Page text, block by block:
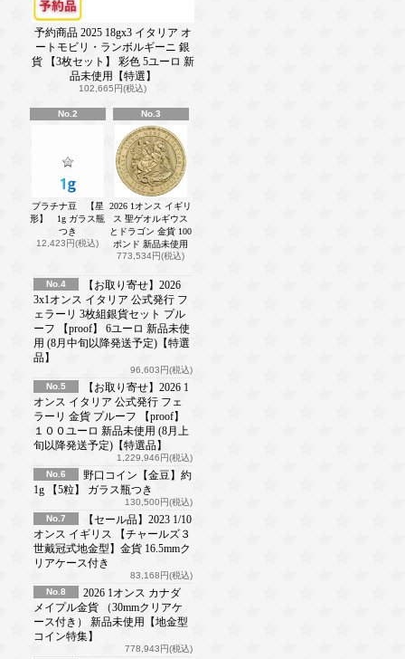
予約商品 2025 18gx3 イタリア オ
ートモビリ・ランボルギーニ 銀
貨 【3枚セット】 彩色 5ユーロ 新
品未使用【特選】
102,665円(税込)
No.2
プラチナ豆 【星
形】 1g ガラス瓶
つき
12,423円(税込)
No.3
2026 1オンス イギリ
ス 聖ゲオルギウス
とドラゴン 金貨 100
ポンド 新品未使用
773,534円(税込)
No.4
【お取り寄せ】2026
3x1オンス イタリア 公式発行 フ
ェラーリ 3枚組銀貨セット プル
ーフ 【proof】 6ユーロ 新品未使
用 (8月中旬以降発送予定)【特選
品】
96,603円(税込)
No.5
【お取り寄せ】2026 1
オンス イタリア 公式発行 フェ
ラーリ 金貨 プルーフ 【proof】
１００ユーロ 新品未使用 (8月上
旬以降発送予定)【特選品】
1,229,946円(税込)
No.6
野口コイン【金豆】約
1g 【5粒】 ガラス瓶つき
130,500円(税込)
No.7
【セール品】2023 1/10
オンス イギリス 【チャールズ３
世戴冠式地金型】金貨 16.5mmク
リアケース付き
83,168円(税込)
No.8
2026 1オンス カナダ
メイプル金貨 （30mmクリアケ
ース付き） 新品未使用【地金型
コイン特集】
778,943円(税込)